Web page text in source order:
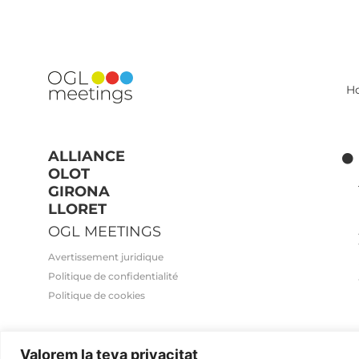
Valorem la teva privacitat
ALLIANCE
OLOT
GIRONA
LLORET
OGL MEETINGS
Avertissement juridique
Politique de confidentialité
Politique de cookies